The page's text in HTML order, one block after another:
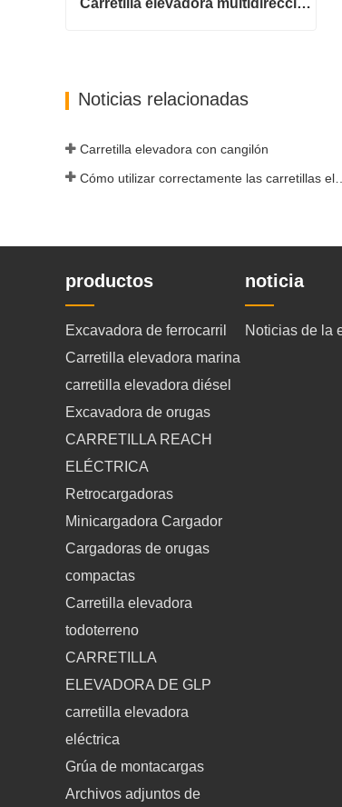
Carretilla elevadora multidireccional de carrocería ancha de 3,5 a 5 toneladas
Noticias relacionadas
Carretilla elevadora con cangilón
productos
Excavadora de ferrocarril
Carretilla elevadora marina
carretilla elevadora diésel
Excavadora de orugas
CARRETILLA REACH
ELÉCTRICA
Retrocargadoras
Minicargadora Cargador
Cargadoras de orugas
compactas
Carretilla elevadora
todoterreno
CARRETILLA
ELEVADORA DE GLP
carretilla elevadora
eléctrica
Grúa de montacargas
Archivos adjuntos de
noticia
Noticias de la